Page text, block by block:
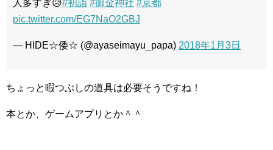
人多すぎ😥#初詣 #御金神社 #京都
pic.twitter.com/EG7NaO2GBJ
— HIDE☆倭☆ (@ayaseimayu_papa) 2018年1月3日
ちょっと暇つぶしの道具は必要そうですね！
本とか、ゲームアプリとか＾＾